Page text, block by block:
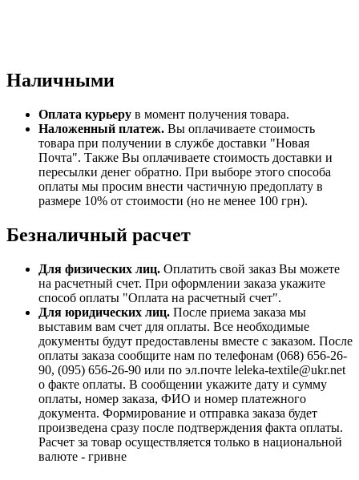
Наличными
Оплата курьеру в момент получения товара.
Наложенный платеж. Вы оплачиваете стоимость
товара при получении в службе доставки "Новая
Почта". Также Вы оплачиваете стоимость доставки и
пересылки денег обратно. При выборе этого способа
оплаты мы просим внести частичную предоплату в
размере 10% от стоимости (но не менее 100 грн).
Безналичный расчет
Для физических лиц. Оплатить свой заказ Вы можете
на расчетный счет. При оформлении заказа укажите
способ оплаты "Оплата на расчетный счет".
Для юридических лиц. После приема заказа мы
выставим вам счет для оплаты. Все необходимые
документы будут предоставлены вместе с заказом. После
оплаты заказа сообщите нам по телефонам (068) 656-26-
90, (095) 656-26-90 или по эл.почте leleka-textile@ukr.net
о факте оплаты. В сообщении укажите дату и сумму
оплаты, номер заказа, ФИО и номер платежного
документа. Формирование и отправка заказа будет
произведена сразу после подтверждения факта оплаты.
Расчет за товар осуществляется только в национальной
валюте - гривне